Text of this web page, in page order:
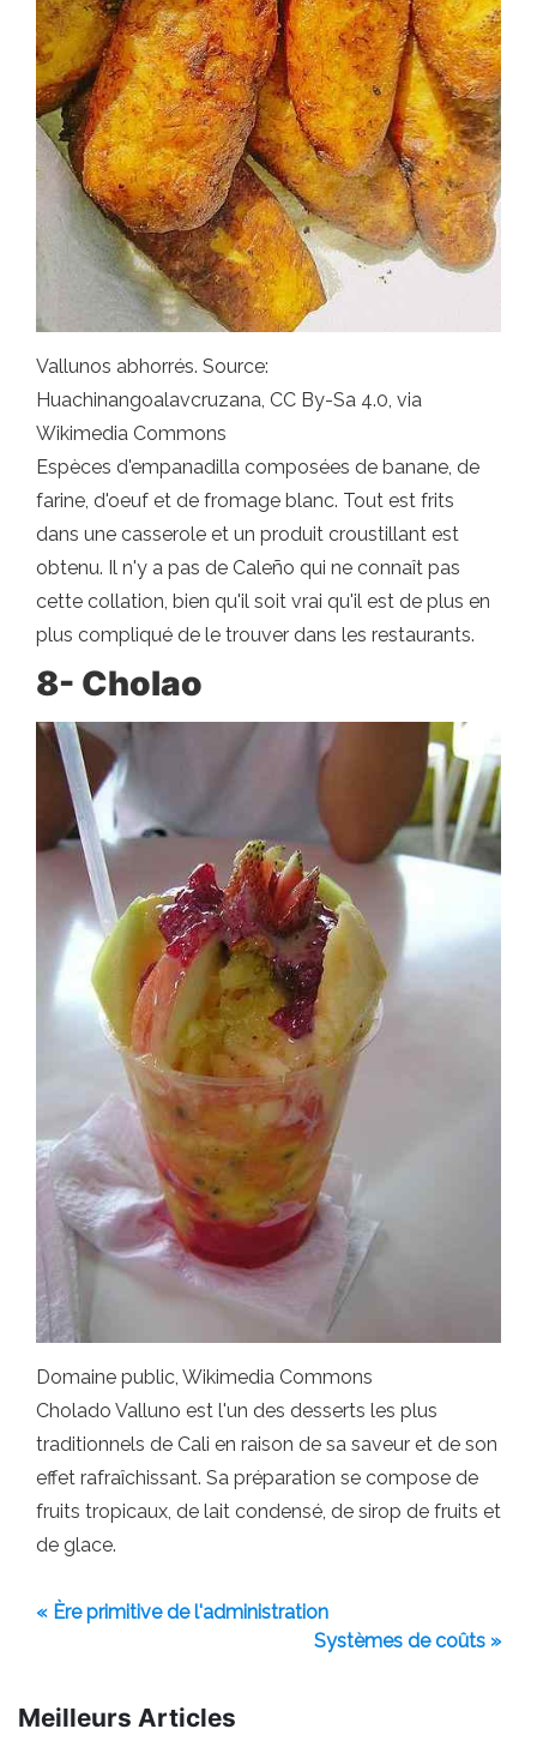
Vallunos abhorrés. Source:
Huachinangoalavcruzana, CC By-Sa 4.0, via
Wikimedia Commons
Espèces d'empanadilla composées de banane, de
farine, d'oeuf et de fromage blanc. Tout est frits
dans une casserole et un produit croustillant est
obtenu. Il n'y a pas de Caleño qui ne connaît pas
cette collation, bien qu'il soit vrai qu'il est de plus en
plus compliqué de le trouver dans les restaurants.
8- Cholao
Domaine public, Wikimedia Commons
Cholado Valluno est l'un des desserts les plus
traditionnels de Cali en raison de sa saveur et de son
effet rafraîchissant. Sa préparation se compose de
fruits tropicaux, de lait condensé, de sirop de fruits et
de glace.
« Ère primitive de l'administration
Systèmes de coûts »
Meilleurs Articles